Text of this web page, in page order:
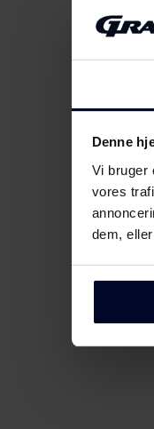
Denne
Vi bruger
vores
dem,